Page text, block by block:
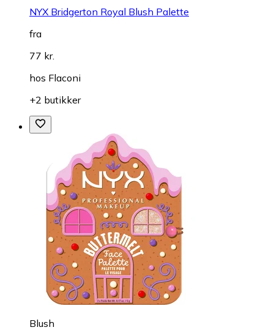
NYX Bridgerton Royal Blush Palette
fra
77 kr.
hos Flaconi
+2 butikker
Blush